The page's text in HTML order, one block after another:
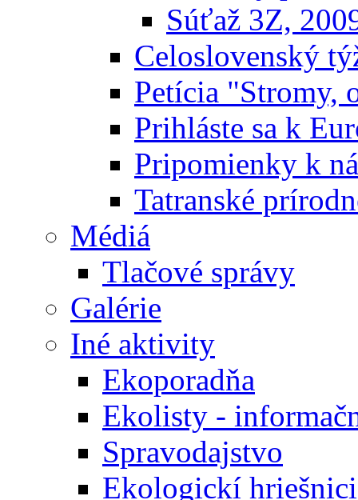
Súťaž 3Z,
Celoslovenský
Petícia "Stromy,
Prihláste sa k
Pripomienky k
Tatranské
Médiá
Tlačové správy
Galérie
Iné aktivity
Ekoporadňa
Ekolisty -
Spravodajstvo
Ekologickí hriešnici